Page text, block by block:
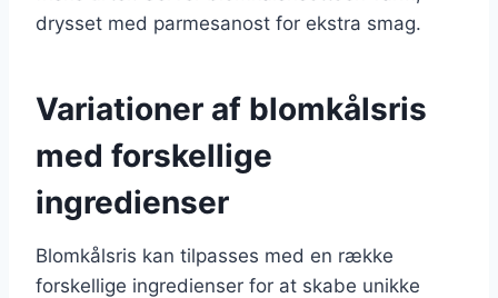
drysset med parmesanost for ekstra smag.
Variationer af blomkålsris
med forskellige
ingredienser
Blomkålsris kan tilpasses med en række
forskellige ingredienser for at skabe unikke